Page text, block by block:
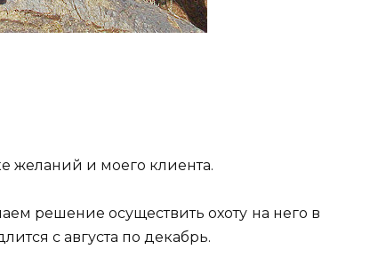
желаний и моего клиента.
решение осуществить охоту на него в
с августа по декабрь.